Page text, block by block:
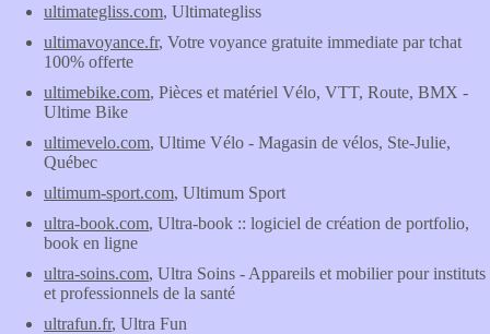
ultimategliss.com, Ultimategliss
ultimavoyance.fr, Votre voyance gratuite immediate par tchat
100% offerte
ultimebike.com, Pièces et matériel Vélo, VTT, Route, BMX -
Ultime Bike
ultimevelo.com, Ultime Vélo - Magasin de vélos, Ste-Julie,
Québec
ultimum-sport.com, Ultimum Sport
ultra-book.com, Ultra-book :: logiciel de création de portfolio,
book en ligne
ultra-soins.com, Ultra Soins - Appareils et mobilier pour instituts
et professionnels de la santé
ultrafun.fr, Ultra Fun